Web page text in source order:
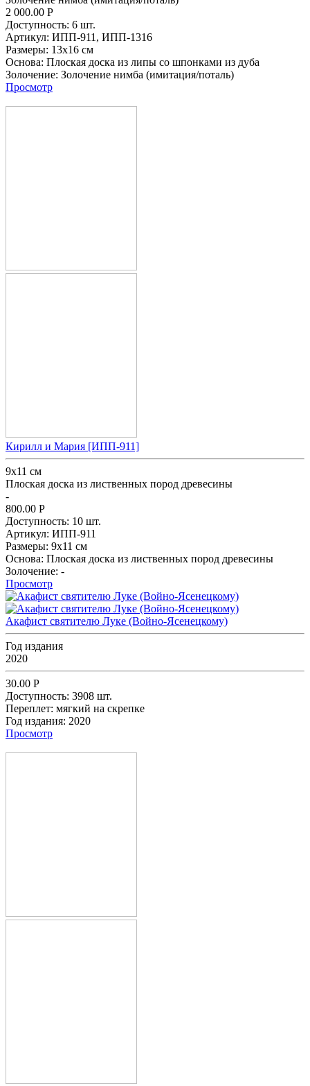
2 000.00 Р
Доступность: 6 шт.
Артикул: ИПП-911, ИПП-1316
Размеры: 13x16 см
Основа: Плоская доска из липы со шпонками из дуба
Золочение: Золочение нимба (имитация/поталь)
Просмотр
Кирилл и Мария [ИПП-911]
9х11 см
Плоская доска из лиственных пород древесины
-
800.00 Р
Доступность: 10 шт.
Артикул: ИПП-911
Размеры: 9х11 см
Основа: Плоская доска из лиственных пород древесины
Золочение: -
Просмотр
Акафист святителю Луке (Войно-Ясенецкому)
Год издания
2020
30.00 Р
Доступность: 3908 шт.
Переплет: мягкий на скрепке
Год издания: 2020
Просмотр